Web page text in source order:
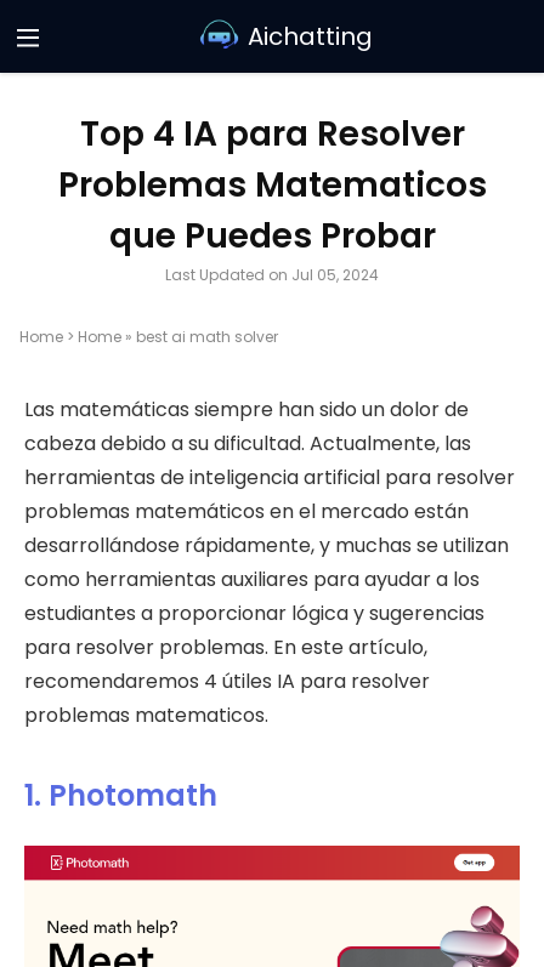
Aichatting
Top 4 IA para Resolver
Problemas Matematicos
que Puedes Probar
Last Updated on Jul 05, 2024
Home > Home » best ai math solver
Las matemáticas siempre han sido un dolor de
cabeza debido a su dificultad. Actualmente, las
herramientas de inteligencia artificial para resolver
problemas matemáticos en el mercado están
desarrollándose rápidamente, y muchas se utilizan
como herramientas auxiliares para ayudar a los
estudiantes a proporcionar lógica y sugerencias
para resolver problemas. En este artículo,
recomendaremos 4 útiles IA para resolver
problemas matematicos.
1. Photomath